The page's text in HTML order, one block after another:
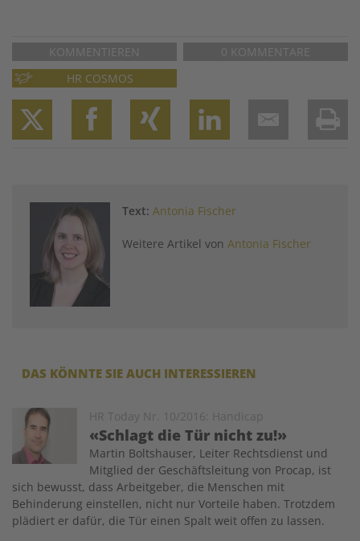
KOMMENTIEREN
0 KOMMENTARE
HR COSMOS
TwitterFacebook
XINGLinkedIn
Email
Text: Antonia Fischer
Weitere Artikel von Antonia Fischer
DAS KÖNNTE SIE AUCH INTERESSIEREN
HR Today Nr. 10/2016: Handicap
«Schlagt die Tür nicht zu!»
Image
Martin Boltshauser, Leiter Rechtsdienst und
Mitglied der Geschäftsleitung von Procap, ist
sich bewusst, dass Arbeitgeber, die Menschen mit
Behinderung einstellen, nicht nur Vorteile haben. Trotzdem
plädiert er dafür, die Tür einen Spalt weit offen zu lassen.